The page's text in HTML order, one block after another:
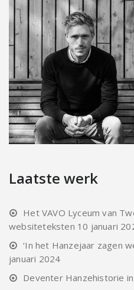
Laatste werk
Het VAVO Lyceum van
websiteteksten 10 januari
‘In het Hanzejaar zagen
januari 2024
Deventer Hanzehistorie